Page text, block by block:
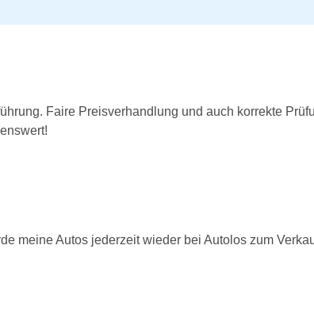
Faire Preisverhandlung und auch korrekte
meine Autos jederzeit wieder bei Autolos zum